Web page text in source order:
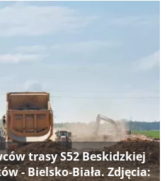
trasy S52 Beskidzkiej
- Bielsko-Biała. Zdjęcia: